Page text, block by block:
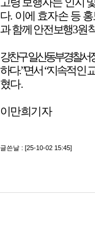
다. 이에 효자손 등
과함께 안전보행3원
강찬구 일산동부경찰서
하다.”면서 “지속적인
혔다.
이만희기자
글쓴날 : [25-10-02 15:45]